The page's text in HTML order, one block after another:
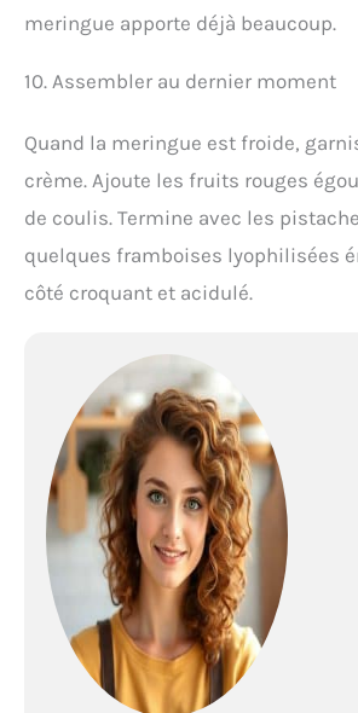
meringue apporte déjà beaucoup.
10. Assembler au dernier moment
Quand la meringue est froide,
crème. Ajoute les fruits rouges
de coulis. Termine avec les
quelques framboises lyophilisées
côté croquant et acidulé.